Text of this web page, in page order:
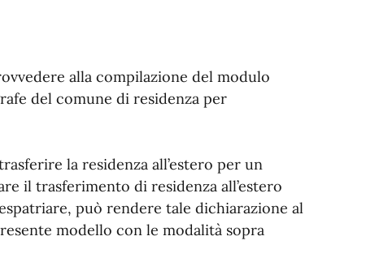
alla compilazione del modulo
del comune di residenza per
la residenza all’estero per un
il trasferimento di residenza all’estero
può rendere tale dichiarazione al
modello con le modalità sopra